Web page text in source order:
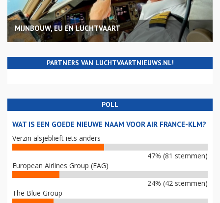
MIJNBOUW, EU EN LUCHTVAART
PARTNERS VAN LUCHTVAARTNIEUWS.NL!
POLL
WAT IS EEN GOEDE NIEUWE NAAM VOOR AIR FRANCE-KLM?
Verzin alsjeblieft iets anders
47% (81 stemmen)
European Airlines Group (EAG)
24% (42 stemmen)
The Blue Group